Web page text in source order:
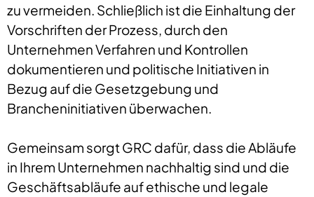
zu vermeiden. Schließlich ist die Einhaltung der
Vorschriften der Prozess, durch den
Unternehmen Verfahren und Kontrollen
dokumentieren und politische Initiativen in
Bezug auf die Gesetzgebung und
Brancheninitiativen überwachen.
Gemeinsam sorgt GRC dafür, dass die Abläufe
in Ihrem Unternehmen nachhaltig sind und die
Geschäftsabläufe auf ethische und legale